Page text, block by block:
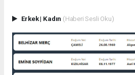
Erkek| Kadın (Haberi Sesli Oku)